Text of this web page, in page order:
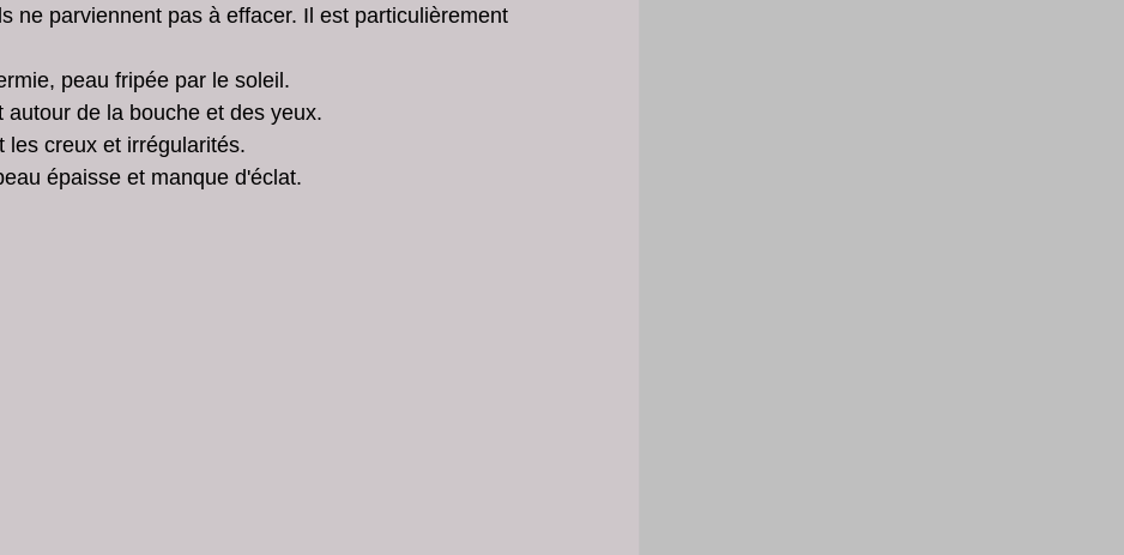
ne parviennent pas à effacer. Il est particulièrement
peau fripée par le soleil.
autour de la bouche et des yeux.
les creux et irrégularités.
épaisse et manque d'éclat.